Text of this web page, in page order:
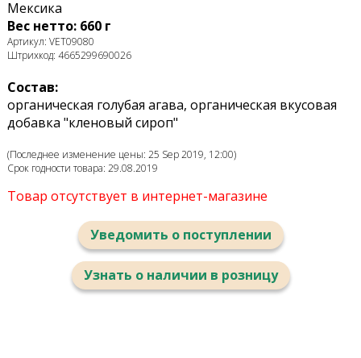
Мексика
Вес нетто: 660 г
Артикул: VET09080
Штрихкод: 4665299690026
Состав:
органическая голубая агава, органическая вкусовая
добавка "кленовый сироп"
(Последнее изменение цены: 25 Sep 2019, 12:00)
Срок годности товара: 29.08.2019
Товар отсутствует в интернет-магазине
Уведомить о поступлении
Узнать о наличии в розницу